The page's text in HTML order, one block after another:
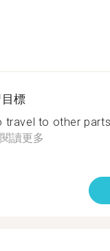
標
travel to other
閱讀更多